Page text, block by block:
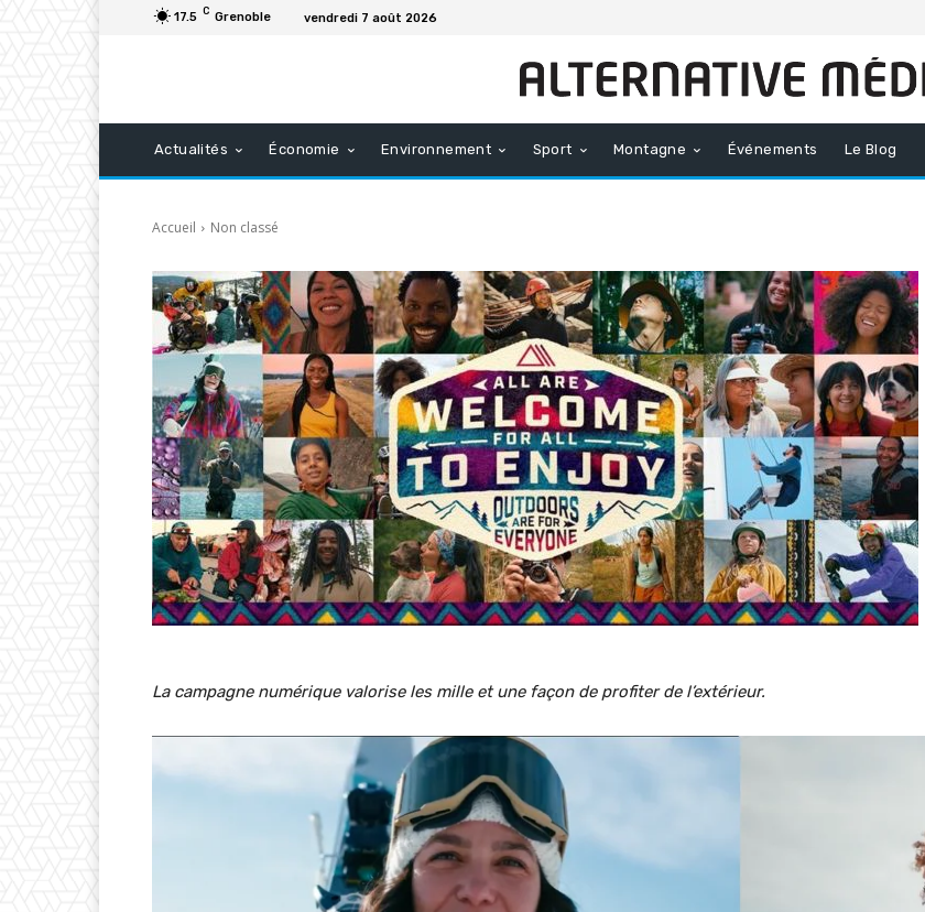
17.5 C Grenoble vendredi 7 août 2026
Actualités Économie Environnement Sport Montagne Événements Le Blog
Accueil Non classé
La campagne numérique valorise les mille et une façon de profiter de l’extérieur.